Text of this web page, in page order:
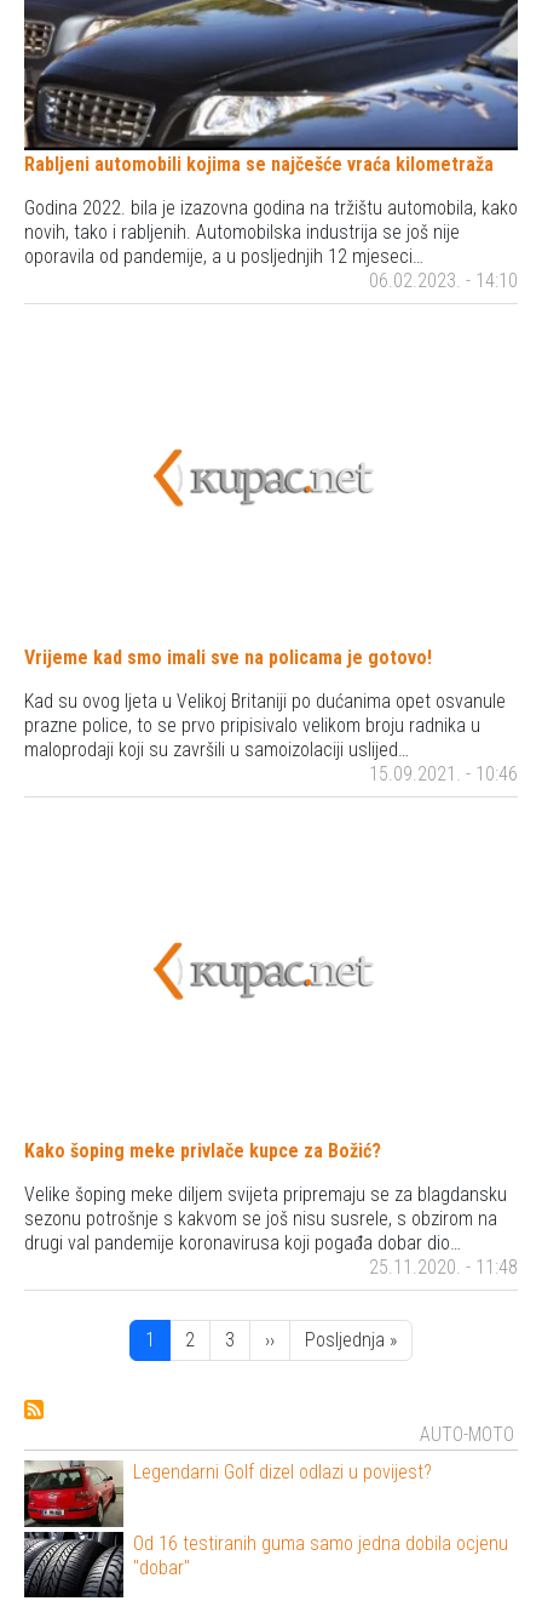
Rabljeni automobili kojima se najčešće vraća kilometraža
Godina 2022. bila je izazovna godina na tržištu automobila, kako
novih, tako i rabljenih. Automobilska industrija se još nije
oporavila od pandemije, a u posljednjih 12 mjeseci…
06.02.2023. - 14:10
Vrijeme kad smo imali sve na policama je gotovo!
Kad su ovog ljeta u Velikoj Britaniji po dućanima opet osvanule
prazne police, to se prvo pripisivalo velikom broju radnika u
maloprodaji koji su završili u samoizolaciji uslijed…
15.09.2021. - 10:46
Kako šoping meke privlače kupce za Božić?
Velike šoping meke diljem svijeta pripremaju se za blagdansku
sezonu potrošnje s kakvom se još nisu susrele, s obzirom na
drugi val pandemije koronavirusa koji pogađa dobar dio…
25.11.2020. - 11:48
Pagination
Stranica
1 Stranica
2 Stranica
3 Next page
›› Posljednja stranica
Posljednja »
AUTO-MOTO
Legendarni Golf dizel odlazi u povijest?
Od 16 testiranih guma samo jedna dobila ocjenu
"dobar"